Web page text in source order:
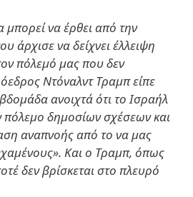
μπορεί να έρθει από την
άρχισε να δείχνει έλλειψη
πόλεμό μας που δεν
Ντόναλντ Τραμπ είπε
ανοιχτά ότι το Ισραήλ
πόλεμο δημοσίων σχέσεων και
αναπνοής από το να μας
Και ο Τραμπ, όπως
δεν βρίσκεται στο πλευρό